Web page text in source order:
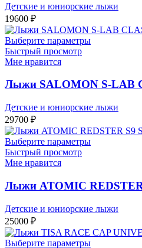
Детские и юниорские лыжи
19600 ₽
Выберите параметры
Быстрый просмотр
Мне нравится
Лыжи SALOMON S-LAB
Детские и юниорские лыжи
29700 ₽
Выберите параметры
Быстрый просмотр
Мне нравится
Лыжи ATOMIC
Детские и юниорские лыжи
25000 ₽
Выберите параметры